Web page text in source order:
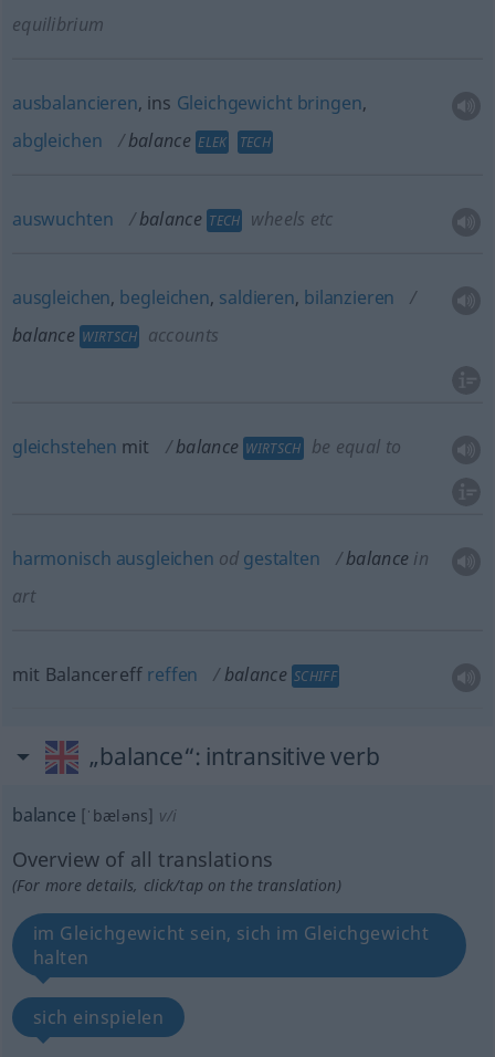
equilibrium
ausbalancieren, ins Gleichgewicht bringen,
abgleichen
balance ELEK TECH
auswuchten balance TECH wheels etc
ausgleichen, begleichen, saldieren, bilanzieren
balance WIRTSCH accounts
gleichstehen mit balance WIRTSCH be equal to
harmonisch ausgleichen od gestalten balance in
art
mit Balancereff reffen balance SCHIFF
„balance“: intransitive verb
balance [ˈbæləns] v/i
Overview of all translations
(For more details, click/tap on the translation)
im Gleichgewicht sein, sich im Gleichgewicht
halten
sich einspielen